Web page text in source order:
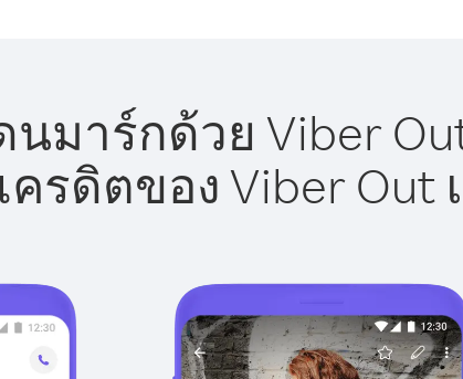
นมาร์กด้วย Viber
รดิตของ Viber